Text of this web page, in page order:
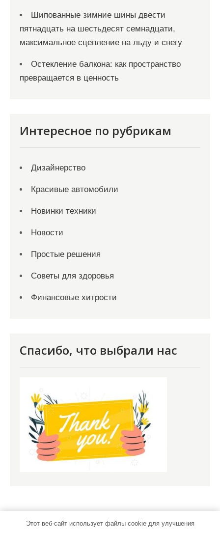
Шипованные зимние шины двести
пятнадцать на шестьдесят семнадцати,
максимальное сцепление на льду и снегу
Остекление балкона: как пространство
превращается в ценность
Интересное по рубрикам
Дизайнерство
Красивые автомобили
Новинки техники
Новости
Простые решения
Советы для здоровья
Финансовые хитрости
Спасибо, что выбрали нас
Этот веб-сайт использует файлы cookie для улучшения